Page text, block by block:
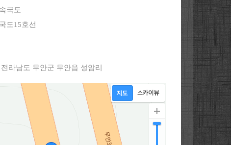
국도
도15호선
라남도 무안군 무안읍 성암리